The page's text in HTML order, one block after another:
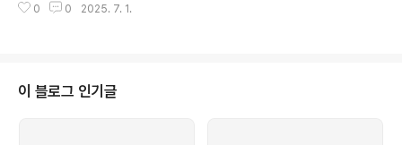
사용하기 쉽습니다. 또한 기존의 여러 C++ 프레임워크및
hub.com/guteksan/REST-CPP-benchmark)JSO
N 지원.Mustache 기반 템플릿 라이브러리 지원 (crow::
0 0 2025. 7. 1.
이 블로그 인기글